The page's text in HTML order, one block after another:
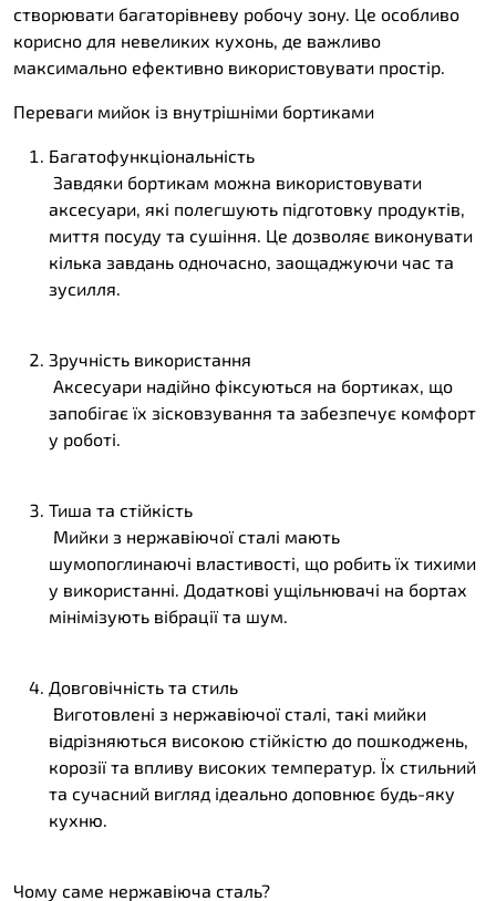
створювати багаторівневу робочу зону. Це особливо
корисно для невеликих кухонь, де важливо
максимально ефективно використовувати простір.
Переваги мийок із внутрішніми бортиками
Багатофункціональність
Завдяки бортикам можна використовувати
аксесуари, які полегшують підготовку продуктів,
миття посуду та сушіння. Це дозволяє виконувати
кілька завдань одночасно, заощаджуючи час та
зусилля.
Зручність використання
Аксесуари надійно фіксуються на бортиках, що
запобігає їх зісковзування та забезпечує комфорт
у роботі.
Тиша та стійкість
Мийки з нержавіючої сталі мають
шумопоглинаючі властивості, що робить їх тихими
у використанні. Додаткові ущільнювачі на бортах
мінімізують вібрації та шум.
Довговічність та стиль
Виготовлені з нержавіючої сталі, такі мийки
відрізняються високою стійкістю до пошкоджень,
корозії та впливу високих температур. Їх стильний
та сучасний вигляд ідеально доповнює будь-яку
кухню.
Чому саме нержавіюча сталь?